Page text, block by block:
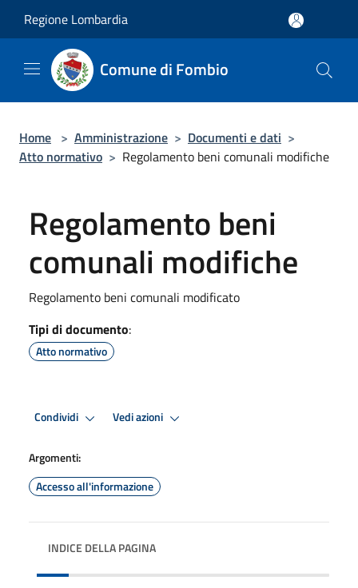
Regione Lombardia
Comune di Fombio
Home > Amministrazione > Documenti e dati >
Atto normativo > Regolamento beni comunali modifiche
Regolamento beni
comunali modifiche
Regolamento beni comunali modificato
Tipi di documento:
Atto normativo
Condividi Vedi azioni
Argomenti:
Accesso all'informazione
INDICE DELLA PAGINA